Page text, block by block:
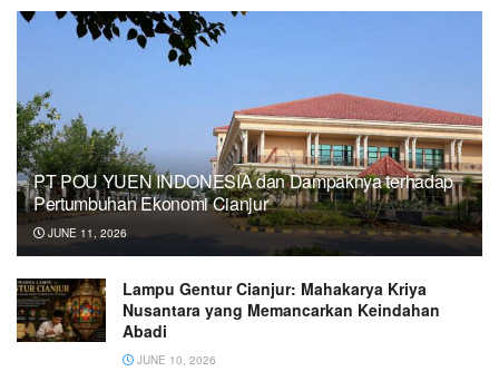
PT POU YUEN INDONESIA dan Dampaknya terhadap
Pertumbuhan Ekonomi Cianjur
JUNE 11, 2026
Lampu Gentur Cianjur: Mahakarya Kriya
Nusantara yang Memancarkan Keindahan
Abadi
JUNE 10, 2026